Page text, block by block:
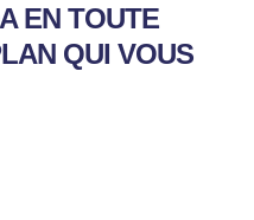
EN TOUTE
QUI VOUS